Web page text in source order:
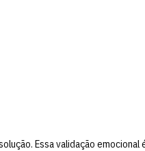
Essa validação